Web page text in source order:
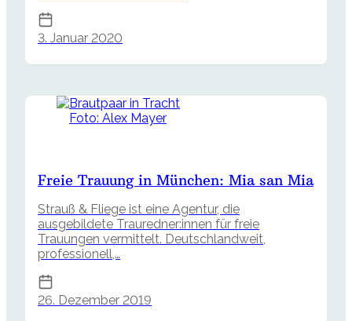
3. Januar 2020
Foto: Alex Mayer
Freie Trauung in München: Mia san Mia
Strauß & Fliege ist eine Agentur, die
ausgebildete Trauredner:innen für freie
Trauungen vermittelt. Deutschlandweit,
professionell,…
26. Dezember 2019